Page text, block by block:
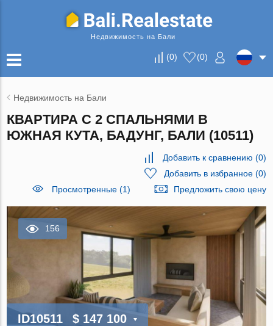
Недвижимость на Бали
(0) (0)
Недвижимость на Бали
КВАРТИРА С 2 СПАЛЬНЯМИ В
ЮЖНАЯ КУТА, БАДУНГ, БАЛИ (10511)
Добавить к сравнению (0)
Добавить в избранное(0)
Просмотренные (1)
Предложить свою цену
156
ID10511 $ 147 100